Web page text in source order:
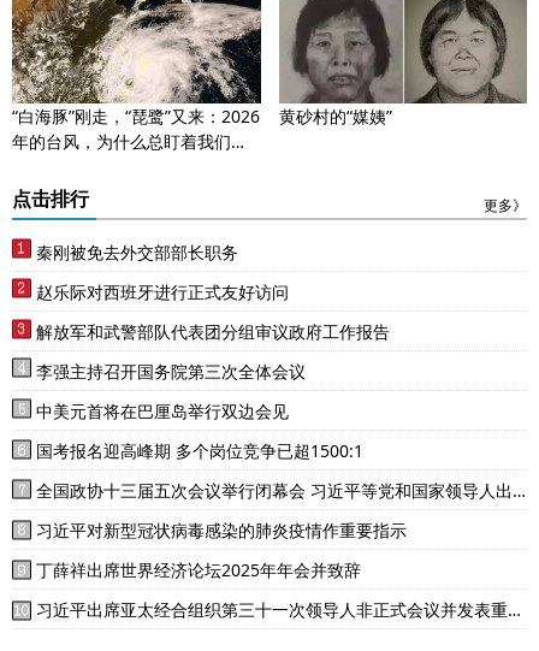
“白海豚”刚走，“琵鹭”又来：2026
年的台风，为什么总盯着我们不
黄砂村的“媒姨”
点击排行 更多》
秦刚被免去外交部部长职务
赵乐际对西班牙进行正式友好访问
解放军和武警部队代表团分组审议政府工作报告
李强主持召开国务院第三次全体会议
中美元首将在巴厘岛举行双边会见
国考报名迎高峰期 多个岗位竞争已超1500:1
全国政协十三届五次会议举行闭幕会 习近平等党和国家领导人出
席
习近平对新型冠状病毒感染的肺炎疫情作重要指示
丁薛祥出席世界经济论坛2025年年会并致辞
习近平出席亚太经合组织第三十一次领导人非正式会议并发表重要